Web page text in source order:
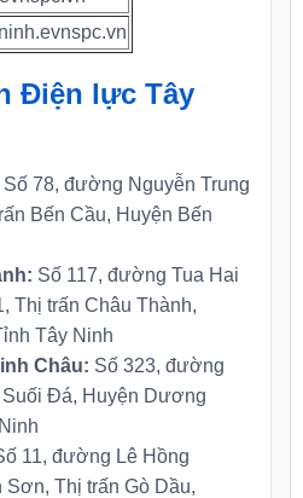
Điện lực Tây
Số 78, đường Nguyễn Trung
Bến Cầu, Huyện Bến
Số 117, đường Tua Hai
Thị trấn Châu Thành,
Tây Ninh
Châu: Số 323, đường
Đá, Huyện Dương
11, đường Lê Hồng
Sơn, Thị trấn Gò Dầu,